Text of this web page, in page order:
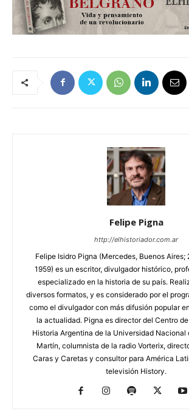
Felipe Pigna
http://elhistoriador.com.ar
Felipe Isidro Pigna (Mercedes, Buenos Aires;
1959) es un escritor, divulgador histórico,
especializado en la historia de su país.
diversos formatos, y es considerado por el
como el divulgador con más difusión popular
la actualidad. Pigna es director del Centro
Historia Argentina de la Universidad Nacional
Martín, columnista de la radio Vorterix,
Caras y Caretas y consultor para América
televisión History.